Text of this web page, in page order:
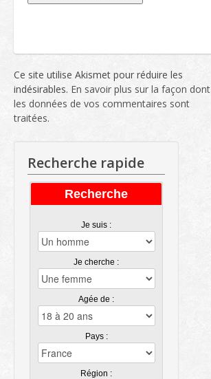
Ce site utilise Akismet pour réduire les
indésirables. En savoir plus sur la façon dont
les données de vos commentaires sont
traitées.
Recherche rapide
Recherche
Je suis :
Je cherche :
Agée de :
Pays :
Région :